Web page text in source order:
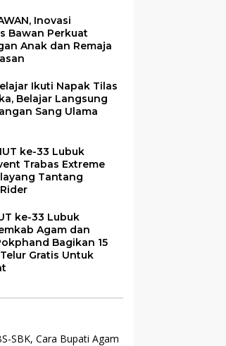
Inovasi
Bawan Perkuat
Anak dan Remaja
Ikuti Napak Tilas
Belajar Langsung
Sang Ulama
ke-33 Lubuk
Trabas Extreme
Tantang
ke-33 Lubuk
Agam dan
Bagikan 15
Gratis Untuk
SBK, Cara Bupati Agam